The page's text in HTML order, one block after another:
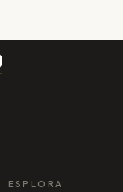
ESPLORA